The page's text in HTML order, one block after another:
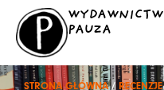
Przejdź
treści
PAUZA
STRONA GŁÓWNA/ RECENZJE